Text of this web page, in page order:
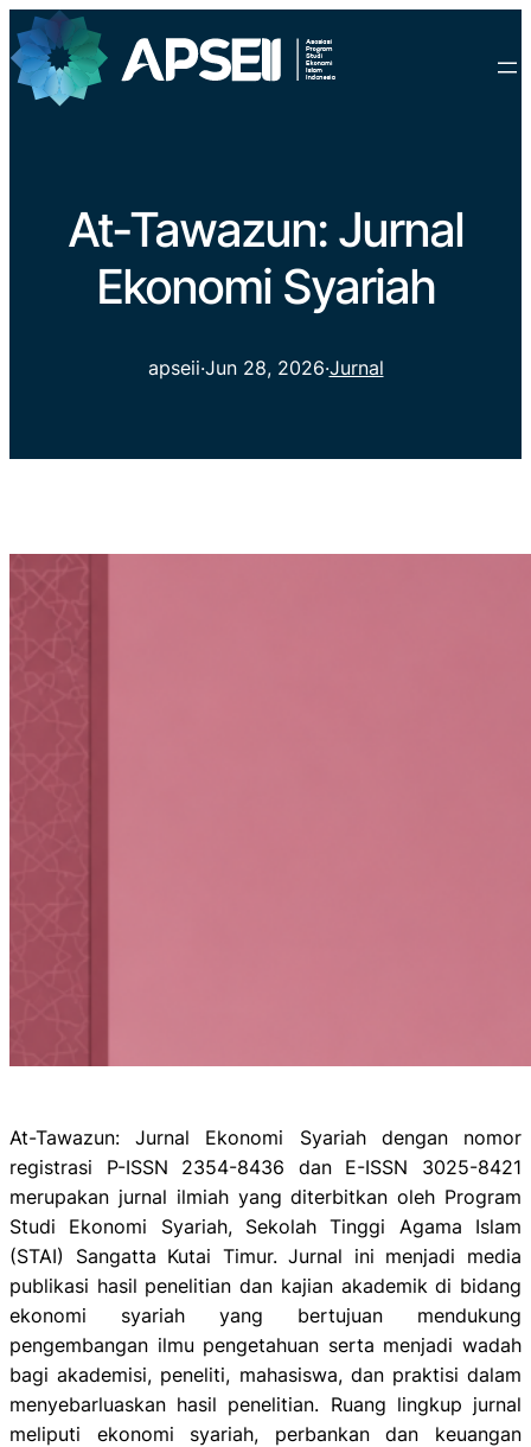
At-Tawazun: Jurnal
Ekonomi Syariah
apseii·Jun 28, 2026·Jurnal
At-Tawazun: Jurnal Ekonomi Syariah dengan nomor
registrasi P-ISSN 2354-8436 dan E-ISSN 3025-8421
merupakan jurnal ilmiah yang diterbitkan oleh Program
Studi Ekonomi Syariah, Sekolah Tinggi Agama Islam
(STAI) Sangatta Kutai Timur. Jurnal ini menjadi media
publikasi hasil penelitian dan kajian akademik di bidang
ekonomi syariah yang bertujuan mendukung
pengembangan ilmu pengetahuan serta menjadi wadah
bagi akademisi, peneliti, mahasiswa, dan praktisi dalam
menyebarluaskan hasil penelitian. Ruang lingkup jurnal
meliputi ekonomi syariah, perbankan dan keuangan